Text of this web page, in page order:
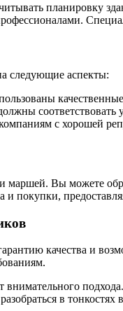
планировку
следующие аспекты:
с хорошей
маршей. Вы можете
покупки,
качества и
в